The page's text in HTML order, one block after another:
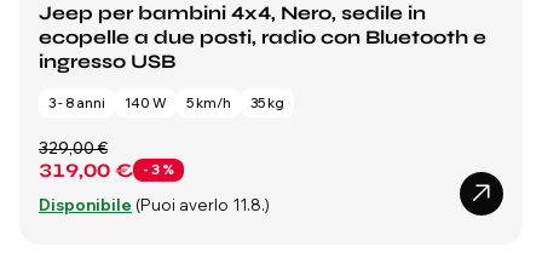
Jeep per bambini 4x4, Nero, sedile in
ecopelle a due posti, radio con Bluetooth e
ingresso USB
3 - 8 anni 140 W 5 km/h 35 kg
319,00 € - 3 %
329,00 €
Disponibile (Puoi averlo 11.8.)